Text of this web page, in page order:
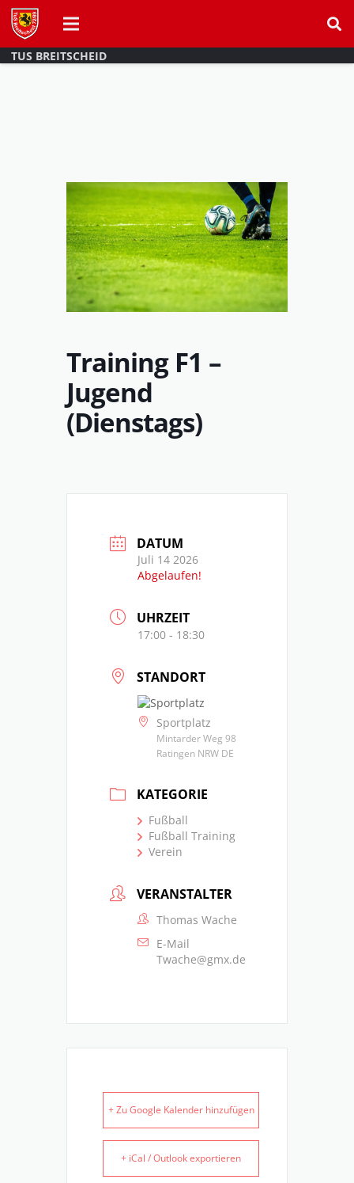
TUS BREITSCHEID
Training F1 –
Jugend
(Dienstags)
DATUM
Juli 14 2026
Abgelaufen!
UHRZEIT
17:00 - 18:30
STANDORT
Sportplatz
Mintarder Weg 98
Ratingen NRW DE
KATEGORIE
Fußball
Fußball Training
Verein
VERANSTALTER
Thomas Wache
E-Mail
Twache@gmx.de
+ Zu Google Kalender hinzufügen
+ iCal / Outlook exportieren